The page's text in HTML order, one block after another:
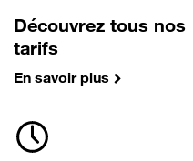
Découvrez tous nos
tarifs
En savoir plus